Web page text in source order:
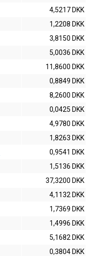
4,5217 DKK
1,2208 DKK
3,8150 DKK
5,0036 DKK
11,8600 DKK
0,8849 DKK
8,2600 DKK
0,0425 DKK
4,9780 DKK
1,8263 DKK
0,9541 DKK
1,5136 DKK
37,3200 DKK
4,1132 DKK
1,7369 DKK
1,4996 DKK
5,1682 DKK
0,3804 DKK